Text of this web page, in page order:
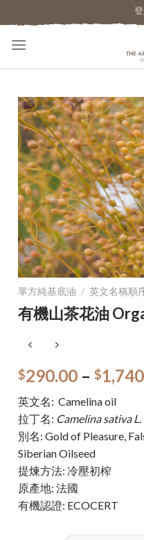
單方純基底油 / 英文名稱順
有機山茶花油
$290.00 –$
英文名: Camelina oil
拉丁名: Camelina sativa
別名: Gold of Pleasure,
Siberian Oilseed
提煉方法: 冷壓初榨
原產地: 法國
有機認證: ECOCERT